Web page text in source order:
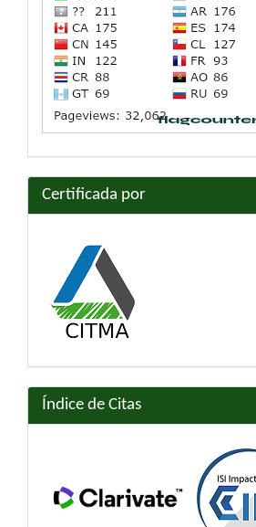
Certificada por
Índice de Citas